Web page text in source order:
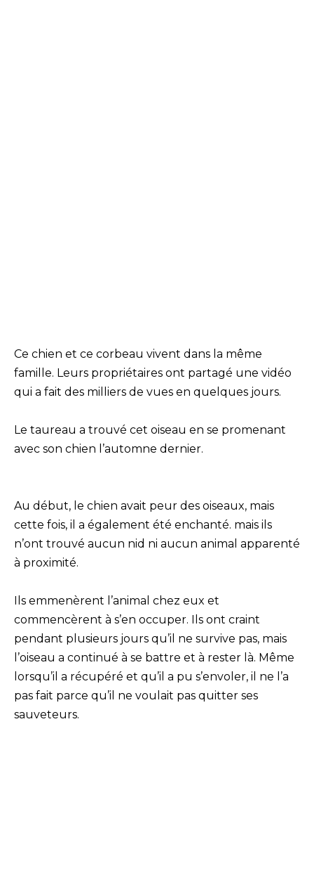
Ce chien et ce corbeau vivent dans la même
famille. Leurs propriétaires ont partagé une vidéo
qui a fait des milliers de vues en quelques jours.
Le taureau a trouvé cet oiseau en se promenant
avec son chien l’automne dernier.
Au début, le chien avait peur des oiseaux, mais
cette fois, il a également été enchanté. mais ils
n’ont trouvé aucun nid ni aucun animal apparenté
à proximité.
Ils emmenèrent l’animal chez eux et
commencèrent à s’en occuper. Ils ont craint
pendant plusieurs jours qu’il ne survive pas, mais
l’oiseau a continué à se battre et à rester là. Même
lorsqu’il a récupéré et qu’il a pu s’envoler, il ne l’a
pas fait parce qu’il ne voulait pas quitter ses
sauveteurs.